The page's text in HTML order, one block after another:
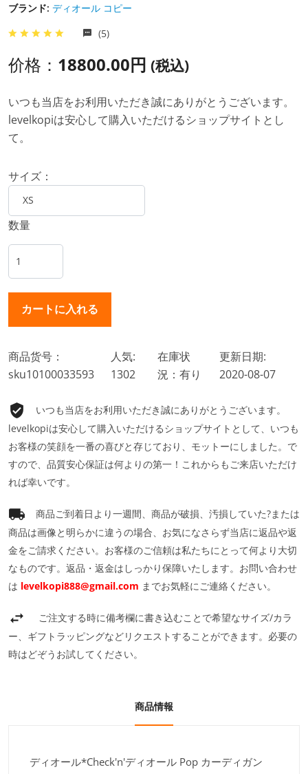
ブランド: ディオール コピー
(5)
价格： 18800.00円 (税込)
いつも当店をお利用いただき誠にありがとうございます。
levelkopiは安心して購入いただけるショップサイトとし
て。
サイズ：
数量
商品货号：
sku10100033593
人気:
1302
在庫状
況：有り
更新日期:
2020-08-07
いつも当店をお利用いただき誠にありがとうございます。
levelkopiは安心して購入いただけるショップサイトとして、いつも
お客様の笑顔を一番の喜びと存じており、モットーにしました。で
すので、品質安心保証は何よりの第一！これからもご来店いただけ
れば幸いです。
商品ご到着日より一週間、商品が破損、汚損していた?または
商品は画像と明らかに違うの場合、お気になさらず当店に返品や返
金をご請求ください。お客様のご信頼は私たちにとって何より大切
なものです。返品・返金はしっかり保障いたします。お問い合わせ
は levelkopi888@gmail.com までお気軽にご連絡ください。
ご注文する時に備考欄に書き込むことで希望なサイズ/カラ
ー、ギフトラッピングなどリクエストすることができます。必要の
時はどぞうお試してください。
商品情報
ディオール*Check'n'ディオール Pop カーディガン